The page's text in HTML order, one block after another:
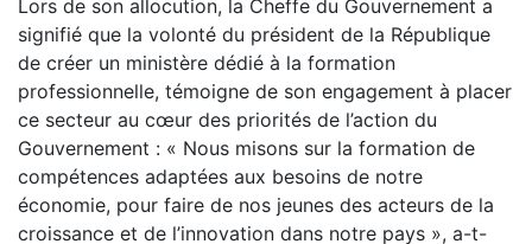
Lors de son allocution, la Cheffe du Gouvernement a
signifié que la volonté du président de la République
de créer un ministère dédié à la formation
professionnelle, témoigne de son engagement à placer
ce secteur au cœur des priorités de l’action du
Gouvernement : « Nous misons sur la formation de
compétences adaptées aux besoins de notre
économie, pour faire de nos jeunes des acteurs de la
croissance et de l’innovation dans notre pays », a-t-